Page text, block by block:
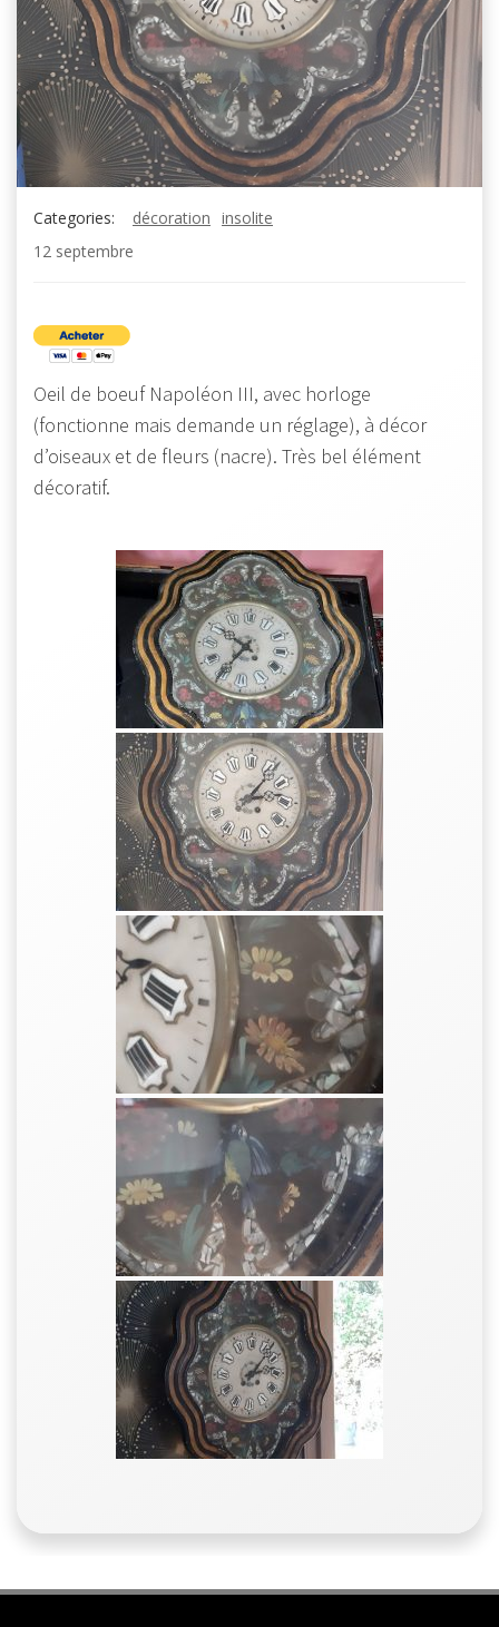
Categories: décoration insolite
12 septembre
Oeil de boeuf Napoléon III, avec horloge
(fonctionne mais demande un réglage), à décor
d’oiseaux et de fleurs (nacre). Très bel élément
décoratif.